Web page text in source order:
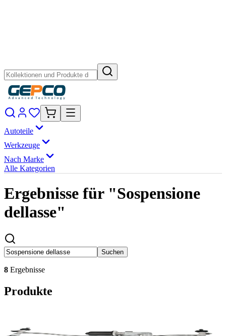
Autoteile
Werkzeuge
Nach Marke
Alle Kategorien
Ergebnisse für "Sospensione
dellasse"
Suchen
8 Ergebnisse
Produkte